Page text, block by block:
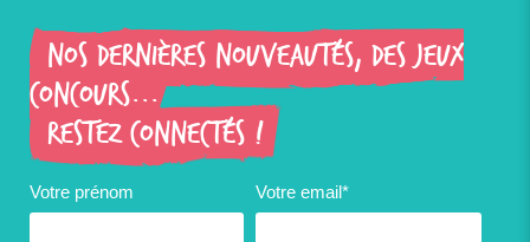
Nos dernières nouveautés, des jeux
concours...
Restez connectés !
Votre prénom Votre email*